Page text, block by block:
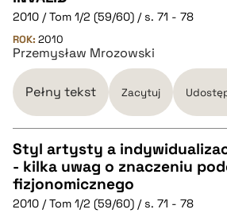
CZYSTY TEKST
pobierz cytat
pobierz cytat
2010 / Tom 1/2 (59/60) / s. 71 - 78
ROK: 2010
Przemysław Mrozowski
Pełny tekst Zacytuj
CZYSTY TEKST
Styl artysty a
- kilka uwag o znaczeniu
fizjonomicznego
2010 / Tom 1/2 (59/60) / s. 71 - 78